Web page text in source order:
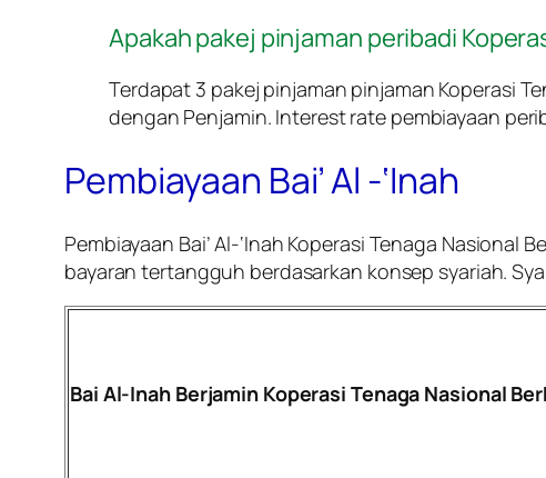
Apakah pakej pinjaman peribadi
Terdapat 3 pakej pinjaman pinjaman Koperasi
dengan Penjamin. Interest rate pembiayaan
Pembiayaan Bai’ Al -‘Inah
Pembiayaan Bai’ Al-‘Inah Koperasi Tenaga
bayaran tertangguh berdasarkan konsep syariah.
Bai Al-Inah Berjamin Koperasi Tenaga Nasional